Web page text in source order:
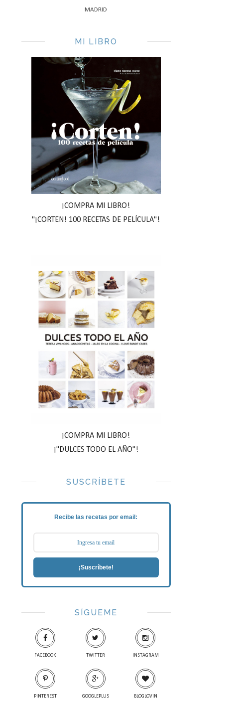
MADRID
MI LIBRO
¡COMPRA MI LIBRO!
"¡CORTEN! 100 RECETAS DE PELÍCULA"!
¡COMPRA MI LIBRO!
¡"DULCES TODO EL AÑO"!
SUSCRÍBETE
Recibe las recetas por email:
¡Suscríbete!
SÍGUEME
FACEBOOK TWITTER INSTAGRAM
PINTEREST GOOGLEPLUS BLOGLOVIN